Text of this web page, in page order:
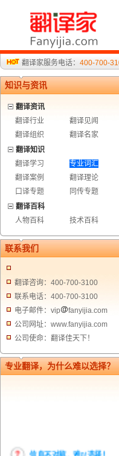
翻译家服务电话： 400-700-
知识与资讯
翻译资讯
翻译行业
翻译见闻
翻译组织
翻译名家
翻译知识
翻译学习
专业词汇
翻译案例
翻译理论
口译专题
同传专题
翻译百科
人物百科
技术百科
联系我们
翻译咨询：400-700-3100
联系电话：400-700-3100
电子邮件：vip
fanyijia.com
公司网址：www.fanyijia.com
公司使命：翻译佳天下！
专业翻译，为什么难以选择？
信息不对称，难以选择！